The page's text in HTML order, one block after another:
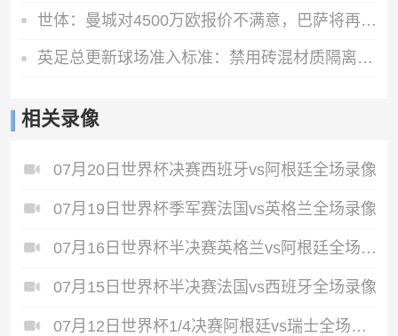
世体：曼城对4500万欧报价不满意，巴萨将再次报价罗德里
英足总更新球场准入标准：禁用砖混材质隔离墙，需加装安全防护层
相关录像
07月20日世界杯决赛西班牙vs阿根廷全场录像
07月19日世界杯季军赛法国vs英格兰全场录像
07月16日世界杯半决赛英格兰vs阿根廷全场录像
07月15日世界杯半决赛法国vs西班牙全场录像
07月12日世界杯1/4决赛阿根廷vs瑞士全场录像